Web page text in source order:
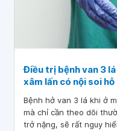
Điều trị bệnh van 3
xâm lấn có nội soi
Bệnh hở van 3 lá khi ở
mà chỉ cần theo dõi
trở nặng, sẽ rất nguy